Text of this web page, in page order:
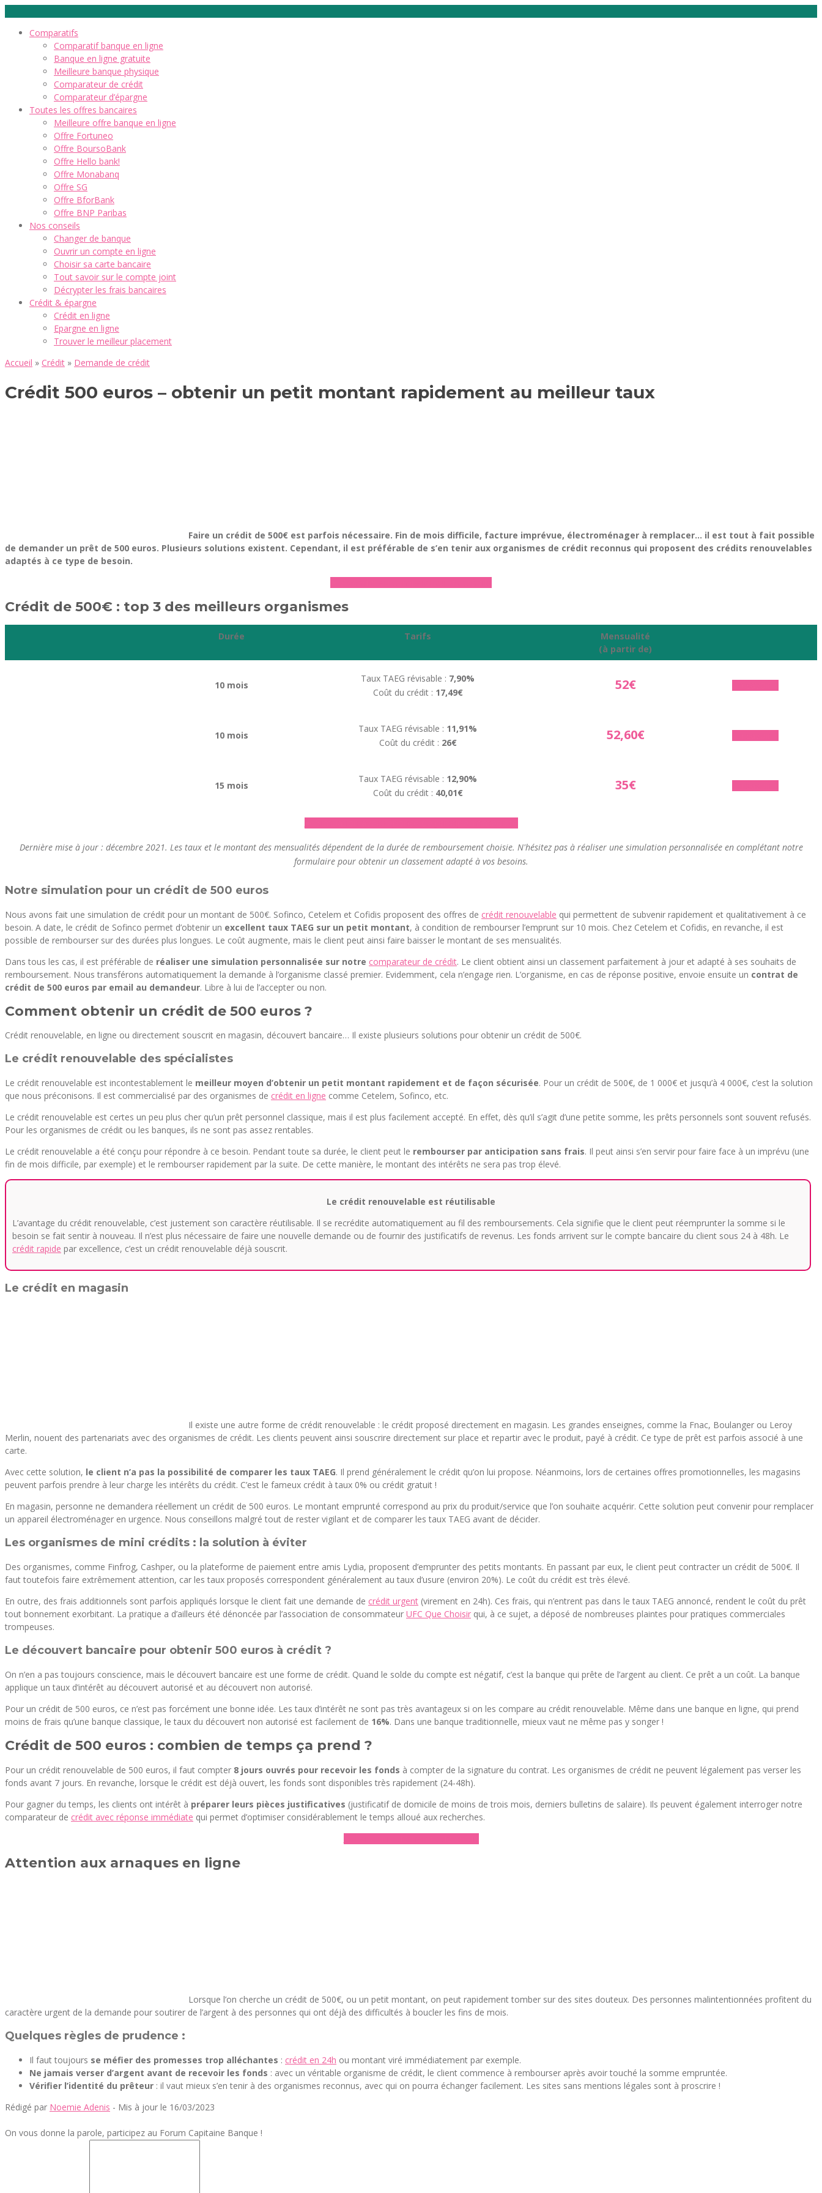
Comparatifs
Comparatif banque en ligne
Banque en ligne gratuite
Meilleure banque physique
Comparateur de crédit
Comparateur d’épargne
Toutes les offres bancaires
Meilleure offre banque en ligne
Offre Fortuneo
Offre BoursoBank
Offre Hello bank!
Offre Monabanq
Offre SG
Offre BforBank
Offre BNP Paribas
Nos conseils
Changer de banque
Ouvrir un compte en ligne
Choisir sa carte bancaire
Tout savoir sur le compte joint
Décrypter les frais bancaires
Crédit & épargne
Crédit en ligne
Epargne en ligne
Trouver le meilleur placement
Accueil » Crédit » Demande de crédit
Crédit 500 euros – obtenir un petit montant rapidement au meilleur taux
Faire un crédit de 500€ est parfois nécessaire. Fin de mois difficile, facture imprévue, électroménager à remplacer… il est tout à fait possible
de demander un prêt de 500 euros. Plusieurs solutions existent. Cependant, il est préférable de s’en tenir aux organismes de crédit reconnus qui proposent des crédits renouvelables
adaptés à ce type de besoin.
Crédit de 500€ : top 3 des meilleurs organismes
Durée Tarifs
Mensualité
(à partir de)
10 mois
Taux TAEG révisable : 7,90%
Coût du crédit : 17,49€ 52€
10 mois
Taux TAEG révisable : 11,91%
Coût du crédit : 26€ 52,60€
15 mois
Taux TAEG révisable : 12,90%
Coût du crédit : 40,01€ 35€
Dernière mise à jour : décembre 2021. Les taux et le montant des mensualités dépendent de la durée de remboursement choisie. N'hésitez pas à réaliser une simulation personnalisée en complétant notre
formulaire pour obtenir un classement adapté à vos besoins.
Notre simulation pour un crédit de 500 euros
Nous avons fait une simulation de crédit pour un montant de 500€. Sofinco, Cetelem et Cofidis proposent des offres de crédit renouvelable qui permettent de subvenir rapidement et qualitativement à ce
besoin. A date, le crédit de Sofinco permet d’obtenir un excellent taux TAEG sur un petit montant, à condition de rembourser l’emprunt sur 10 mois. Chez Cetelem et Cofidis, en revanche, il est
possible de rembourser sur des durées plus longues. Le coût augmente, mais le client peut ainsi faire baisser le montant de ses mensualités.
Dans tous les cas, il est préférable de réaliser une simulation personnalisée sur notre comparateur de crédit. Le client obtient ainsi un classement parfaitement à jour et adapté à ses souhaits de
remboursement. Nous transférons automatiquement la demande à l’organisme classé premier. Evidemment, cela n’engage rien. L’organisme, en cas de réponse positive, envoie ensuite un contrat de
crédit de 500 euros par email au demandeur. Libre à lui de l’accepter ou non.
Comment obtenir un crédit de 500 euros ?
Crédit renouvelable, en ligne ou directement souscrit en magasin, découvert bancaire… Il existe plusieurs solutions pour obtenir un crédit de 500€.
Le crédit renouvelable des spécialistes
Le crédit renouvelable est incontestablement le meilleur moyen d’obtenir un petit montant rapidement et de façon sécurisée. Pour un crédit de 500€, de 1 000€ et jusqu’à 4 000€, c’est la solution
que nous préconisons. Il est commercialisé par des organismes de crédit en ligne comme Cetelem, Sofinco, etc.
Le crédit renouvelable est certes un peu plus cher qu’un prêt personnel classique, mais il est plus facilement accepté. En effet, dès qu’il s’agit d’une petite somme, les prêts personnels sont souvent refusés.
Pour les organismes de crédit ou les banques, ils ne sont pas assez rentables.
Le crédit renouvelable a été conçu pour répondre à ce besoin. Pendant toute sa durée, le client peut le rembourser par anticipation sans frais. Il peut ainsi s’en servir pour faire face à un imprévu (une
fin de mois difficile, par exemple) et le rembourser rapidement par la suite. De cette manière, le montant des intérêts ne sera pas trop élevé.
Le crédit renouvelable est réutilisable
L’avantage du crédit renouvelable, c’est justement son caractère réutilisable. Il se recrédite automatiquement au fil des remboursements. Cela signifie que le client peut réemprunter la somme si le
besoin se fait sentir à nouveau. Il n’est plus nécessaire de faire une nouvelle demande ou de fournir des justificatifs de revenus. Les fonds arrivent sur le compte bancaire du client sous 24 à 48h. Le
crédit rapide par excellence, c’est un crédit renouvelable déjà souscrit.
Le crédit en magasin
Il existe une autre forme de crédit renouvelable : le crédit proposé directement en magasin. Les grandes enseignes, comme la Fnac, Boulanger ou Leroy
Merlin, nouent des partenariats avec des organismes de crédit. Les clients peuvent ainsi souscrire directement sur place et repartir avec le produit, payé à crédit. Ce type de prêt est parfois associé à une
carte.
Avec cette solution, le client n’a pas la possibilité de comparer les taux TAEG. Il prend généralement le crédit qu’on lui propose. Néanmoins, lors de certaines offres promotionnelles, les magasins
peuvent parfois prendre à leur charge les intérêts du crédit. C’est le fameux crédit à taux 0% ou crédit gratuit !
En magasin, personne ne demandera réellement un crédit de 500 euros. Le montant emprunté correspond au prix du produit/service que l’on souhaite acquérir. Cette solution peut convenir pour remplacer
un appareil électroménager en urgence. Nous conseillons malgré tout de rester vigilant et de comparer les taux TAEG avant de décider.
Les organismes de mini crédits : la solution à éviter
Des organismes, comme Finfrog, Cashper, ou la plateforme de paiement entre amis Lydia, proposent d’emprunter des petits montants. En passant par eux, le client peut contracter un crédit de 500€. Il
faut toutefois faire extrêmement attention, car les taux proposés correspondent généralement au taux d’usure (environ 20%). Le coût du crédit est très élevé.
En outre, des frais additionnels sont parfois appliqués lorsque le client fait une demande de crédit urgent (virement en 24h). Ces frais, qui n’entrent pas dans le taux TAEG annoncé, rendent le coût du prêt
tout bonnement exorbitant. La pratique a d’ailleurs été dénoncée par l’association de consommateur UFC Que Choisir qui, à ce sujet, a déposé de nombreuses plaintes pour pratiques commerciales
trompeuses.
Le découvert bancaire pour obtenir 500 euros à crédit ?
On n’en a pas toujours conscience, mais le découvert bancaire est une forme de crédit. Quand le solde du compte est négatif, c’est la banque qui prête de l’argent au client. Ce prêt a un coût. La banque
applique un taux d’intérêt au découvert autorisé et au découvert non autorisé.
Pour un crédit de 500 euros, ce n’est pas forcément une bonne idée. Les taux d’intérêt ne sont pas très avantageux si on les compare au crédit renouvelable. Même dans une banque en ligne, qui prend
moins de frais qu’une banque classique, le taux du découvert non autorisé est facilement de 16%. Dans une banque traditionnelle, mieux vaut ne même pas y songer !
Crédit de 500 euros : combien de temps ça prend ?
Pour un crédit renouvelable de 500 euros, il faut compter 8 jours ouvrés pour recevoir les fonds à compter de la signature du contrat. Les organismes de crédit ne peuvent légalement pas verser les
fonds avant 7 jours. En revanche, lorsque le crédit est déjà ouvert, les fonds sont disponibles très rapidement (24-48h).
Pour gagner du temps, les clients ont intérêt à préparer leurs pièces justificatives (justificatif de domicile de moins de trois mois, derniers bulletins de salaire). Ils peuvent également interroger notre
comparateur de crédit avec réponse immédiate qui permet d’optimiser considérablement le temps alloué aux recherches.
Attention aux arnaques en ligne
Lorsque l’on cherche un crédit de 500€, ou un petit montant, on peut rapidement tomber sur des sites douteux. Des personnes malintentionnées profitent du
caractère urgent de la demande pour soutirer de l’argent à des personnes qui ont déjà des difficultés à boucler les fins de mois.
Quelques règles de prudence :
Il faut toujours se méfier des promesses trop alléchantes : crédit en 24h ou montant viré immédiatement par exemple.
Ne jamais verser d’argent avant de recevoir les fonds : avec un véritable organisme de crédit, le client commence à rembourser après avoir touché la somme empruntée.
Vérifier l’identité du prêteur : il vaut mieux s’en tenir à des organismes reconnus, avec qui on pourra échanger facilement. Les sites sans mentions légales sont à proscrire !
Rédigé par Noemie Adenis - Mis à jour le 16/03/2023
On vous donne la parole, participez au Forum Capitaine Banque !